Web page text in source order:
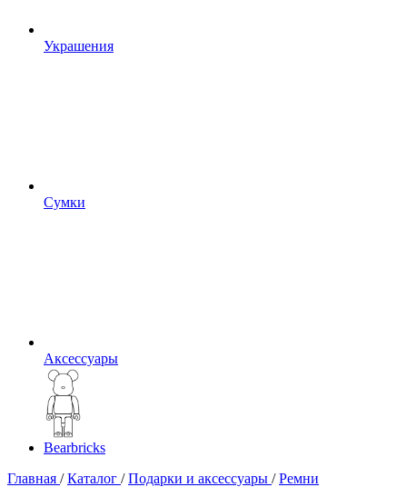
Украшения
Сумки
Аксессуары
Bearbricks
Главная /Каталог /Подарки и аксессуары /Ремни